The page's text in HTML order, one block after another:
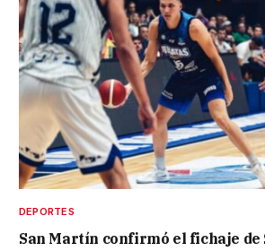
DEPORTES
San Martín confirmó el fichaje de